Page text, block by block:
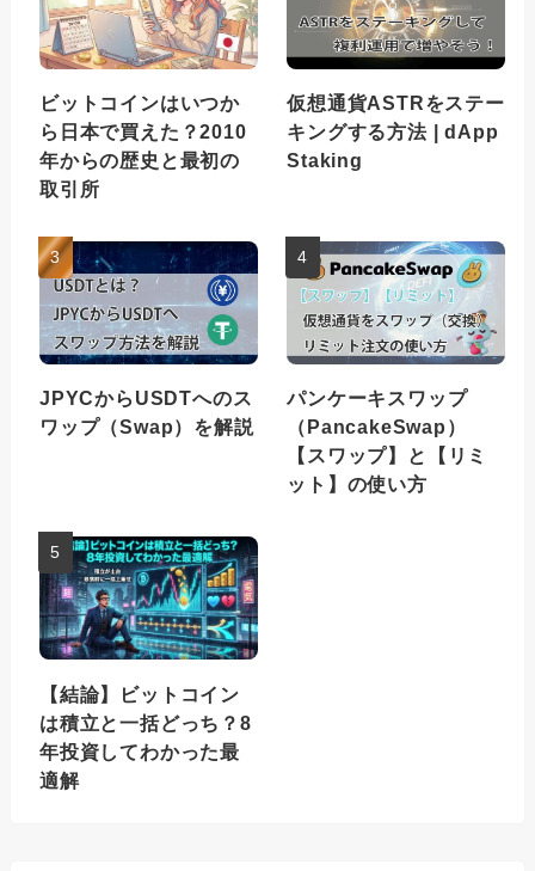
ビットコインはいつか
ら日本で買えた？2010
年からの歴史と最初の
取引所
仮想通貨ASTRをステー
キングする方法 | dApp
Staking
JPYCからUSDTへのス
ワップ（Swap）を解説
パンケーキスワップ
（PancakeSwap）
【スワップ】と【リミ
ット】の使い方
【結論】ビットコイン
は積立と一括どっち？8
年投資してわかった最
適解